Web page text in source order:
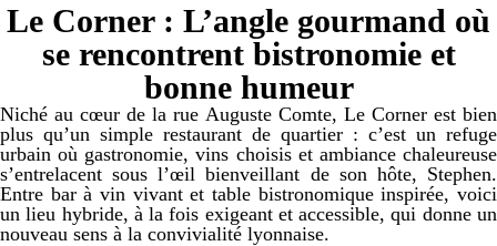
Le Corner : L’angle gourmand où
se rencontrent bistronomie et
bonne humeur
Niché au cœur de la rue Auguste Comte, Le Corner est bien
plus qu’un simple restaurant de quartier : c’est un refuge
urbain où gastronomie, vins choisis et ambiance chaleureuse
s’entrelacent sous l’œil bienveillant de son hôte, Stephen.
Entre bar à vin vivant et table bistronomique inspirée, voici
un lieu hybride, à la fois exigeant et accessible, qui donne un
nouveau sens à la convivialité lyonnaise.